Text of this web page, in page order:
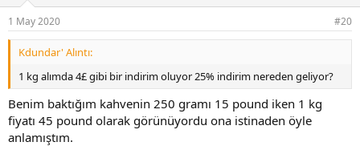
1 May 2020 #20
Kdundar' Alıntı:
1 kg alımda 4£ gibi bir indirim oluyor 25% indirim nereden geliyor?
Benim baktığım kahvenin 250 gramı 15 pound iken 1 kg
fiyatı 45 pound olarak görünüyordu ona istinaden öyle
anlamıştım.